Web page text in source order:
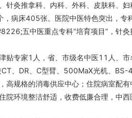
灸推拿科、内科、外科、皮肤科、妇
病床405张。医院中医特色突出，专
五中医重点专科“培育项目”，针
专家1人，省、市级名中医11人、市
、DR、C型臂、500MaX光机、BS-
规格的消毒供应中心；住院病室配有
院环境整洁舒适，收费低廉合理，中